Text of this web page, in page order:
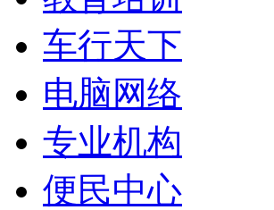
车行天下
电脑网络
专业机构
便民中心